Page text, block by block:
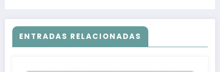
ENTRADAS RELACIONADAS